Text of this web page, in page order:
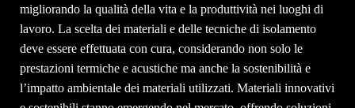
migliorando la qualità della vita e la produttività nei luoghi di
lavoro. La scelta dei materiali e delle tecniche di isolamento
deve essere effettuata con cura, considerando non solo le
prestazioni termiche e acustiche ma anche la sostenibilità e
l’impatto ambientale dei materiali utilizzati. Materiali innovativi